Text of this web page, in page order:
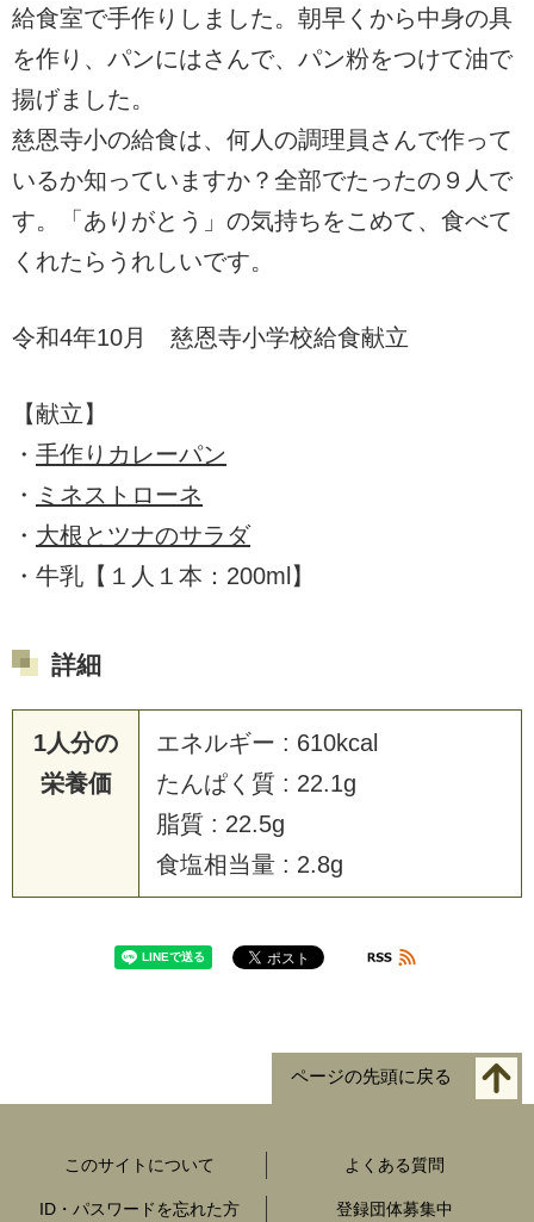
給食室で手作りしました。朝早くから中身の具
を作り、パンにはさんで、パン粉をつけて油で
揚げました。
慈恩寺小の給食は、何人の調理員さんで作って
いるか知っていますか？全部でたったの９人で
す。「ありがとう」の気持ちをこめて、食べて
くれたらうれしいです。
令和4年10月 慈恩寺小学校給食献立
【献立】
・ 手作りカレーパン
・ ミネストローネ
・ 大根とツナのサラダ
・牛乳【１人１本：200ml】
詳細
1人分の
栄養価
エネルギー : 610kcal
たんぱく質 : 22.1g
脂質 : 22.5g
食塩相当量 : 2.8g
ページの先頭に戻る
このサイトについて よくある質問
ID・パスワードを忘れた方 登録団体募集中